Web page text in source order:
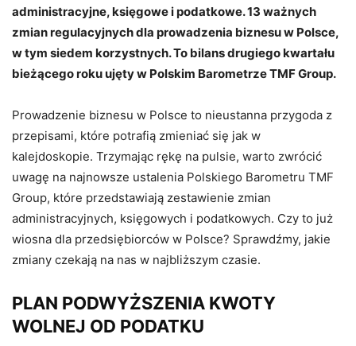
administracyjne, księgowe i podatkowe. 13 ważnych
zmian regulacyjnych dla prowadzenia biznesu w Polsce,
w tym siedem korzystnych. To bilans drugiego kwartału
bieżącego roku ujęty w Polskim Barometrze TMF Group.
Prowadzenie biznesu w Polsce to nieustanna przygoda z
przepisami, które potrafią zmieniać się jak w
kalejdoskopie. Trzymając rękę na pulsie, warto zwrócić
uwagę na najnowsze ustalenia Polskiego Barometru TMF
Group, które przedstawiają zestawienie zmian
administracyjnych, księgowych i podatkowych. Czy to już
wiosna dla przedsiębiorców w Polsce? Sprawdźmy, jakie
zmiany czekają na nas w najbliższym czasie.
PLAN PODWYŻSZENIA KWOTY
WOLNEJ OD PODATKU